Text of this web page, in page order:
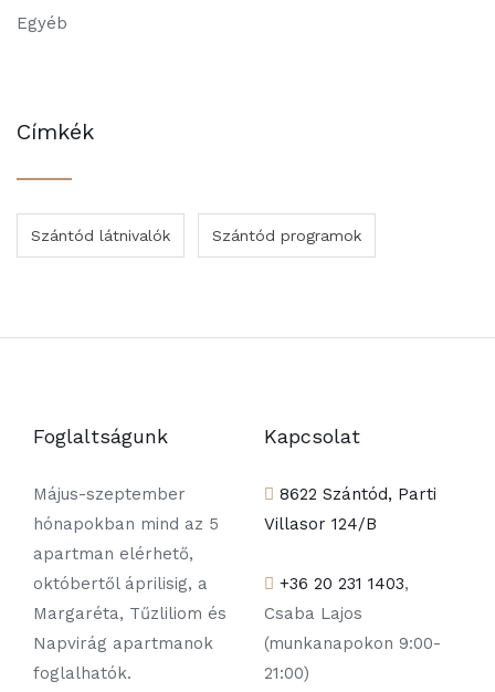
Egyéb
Címkék
Szántód látnivalók Szántód programok
Foglaltságunk
Május-szeptember
hónapokban mind az 5
apartman elérhető,
októbertől áprilisig, a
Margaréta, Tűzliliom és
Napvirág apartmanok
foglalhatók.
Kapcsolat
8622 Szántód, Parti
Villasor 124/B
+36 20 231 1403,
Csaba Lajos
(munkanapokon 9:00-
21:00)